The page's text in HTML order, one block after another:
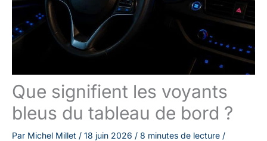
Que signifient les voyants
bleus du tableau de bord ?
Par Michel Millet / 18 juin 2026 / 8 minutes de lecture /